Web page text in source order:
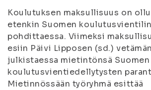
Koulutuksen maksullisuus on
etenkin Suomen
pohdittaessa. Viimeksi
esiin Päivi Lipposen (sd.)
julkistaessa mietintönsä Suomen
koulutusvientiedellytysten
Mietinnössään työryhmä esittää